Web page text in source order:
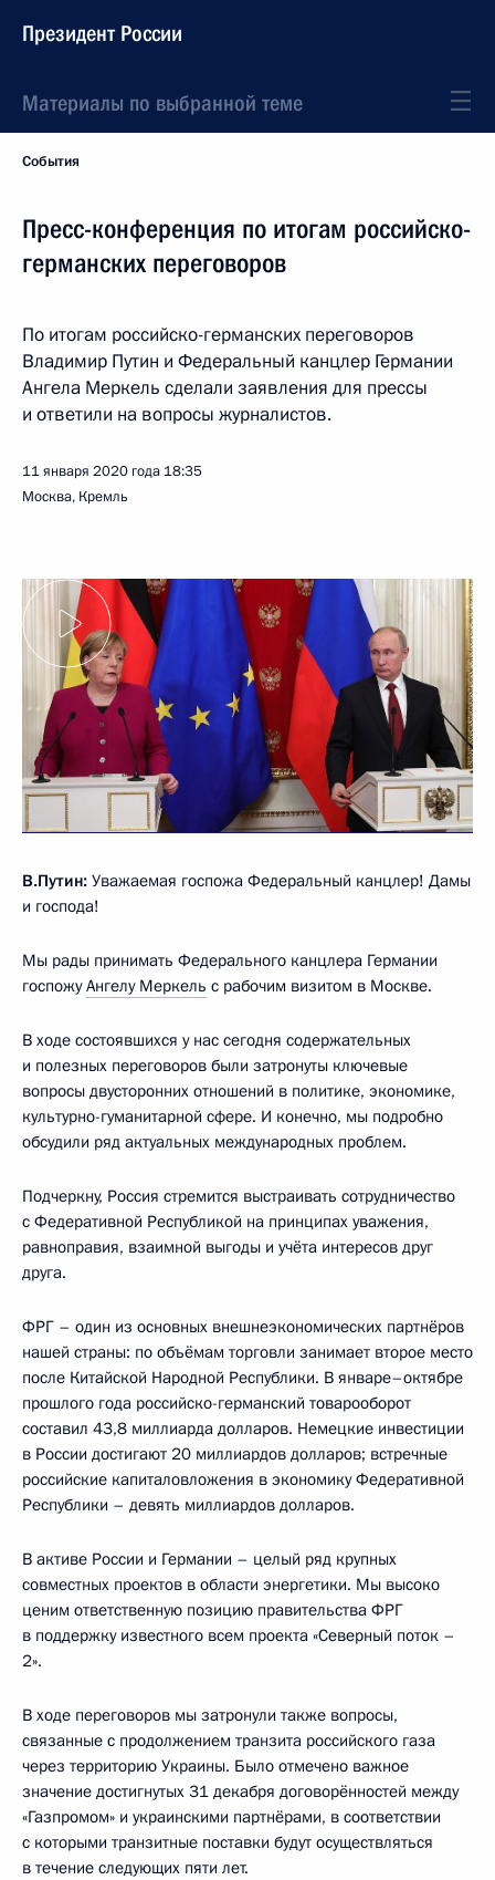
Президент России
Материалы по выбранной теме
События
Пресс-конференция по итогам российско-
германских переговоров
По итогам российско-германских переговоров
Владимир Путин и Федеральный канцлер Германии
Ангела Меркель сделали заявления для прессы
и ответили на вопросы журналистов.
11 января 2020 года 18:35
Москва, Кремль
В.Путин: Уважаемая госпожа Федеральный канцлер! Дамы
и господа!
Мы рады принимать Федерального канцлера Германии
госпожуАнгелу Меркель с рабочим визитом в Москве.
В ходе состоявшихся у нас сегодня содержательных
и полезных переговоров были затронуты ключевые
вопросы двусторонних отношений в политике, экономике,
культурно-гуманитарной сфере. И конечно, мы подробно
обсудили ряд актуальных международных проблем.
Подчеркну, Россия стремится выстраивать сотрудничество
с Федеративной Республикой на принципах уважения,
равноправия, взаимной выгоды и учёта интересов друг
друга.
ФРГ – один из основных внешнеэкономических партнёров
нашей страны: по объёмам торговли занимает второе место
после Китайской Народной Республики. В январе–октябре
прошлого года российско-германский товарооборот
составил 43,8 миллиарда долларов. Немецкие инвестиции
в России достигают 20 миллиардов долларов; встречные
российские капиталовложения в экономику Федеративной
Республики – девять миллиардов долларов.
В активе России и Германии – целый ряд крупных
совместных проектов в области энергетики. Мы высоко
ценим ответственную позицию правительства ФРГ
в поддержку известного всем проекта «Северный поток –
2».
В ходе переговоров мы затронули также вопросы,
связанные с продолжением транзита российского газа
через территорию Украины. Было отмечено важное
значение достигнутых 31 декабря договорённостей между
«Газпромом» и украинскими партнёрами, в соответствии
с которыми транзитные поставки будут осуществляться
в течение следующих пяти лет.